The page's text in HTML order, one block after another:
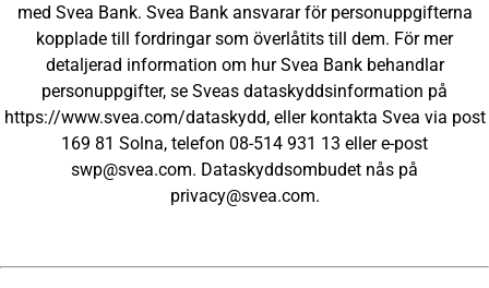
med Svea Bank. Svea Bank ansvarar för personuppgifterna
kopplade till fordringar som överlåtits till dem. För mer
detaljerad information om hur Svea Bank behandlar
personuppgifter, se Sveas dataskyddsinformation på
https://www.svea.com/dataskydd, eller kontakta Svea via post
169 81 Solna, telefon 08-514 931 13 eller e-post
swp@svea.com. Dataskyddsombudet nås på
privacy@svea.com.